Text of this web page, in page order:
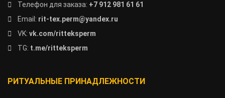
Телефон для заказа: +7 912 981 61 61
Email: rit-tex.perm@yandex.ru
VK: vk.com/ritteksperm
TG: t.me/ritteksperm
РИТУАЛЬНЫЕ ПРИНАДЛЕЖНОСТИ